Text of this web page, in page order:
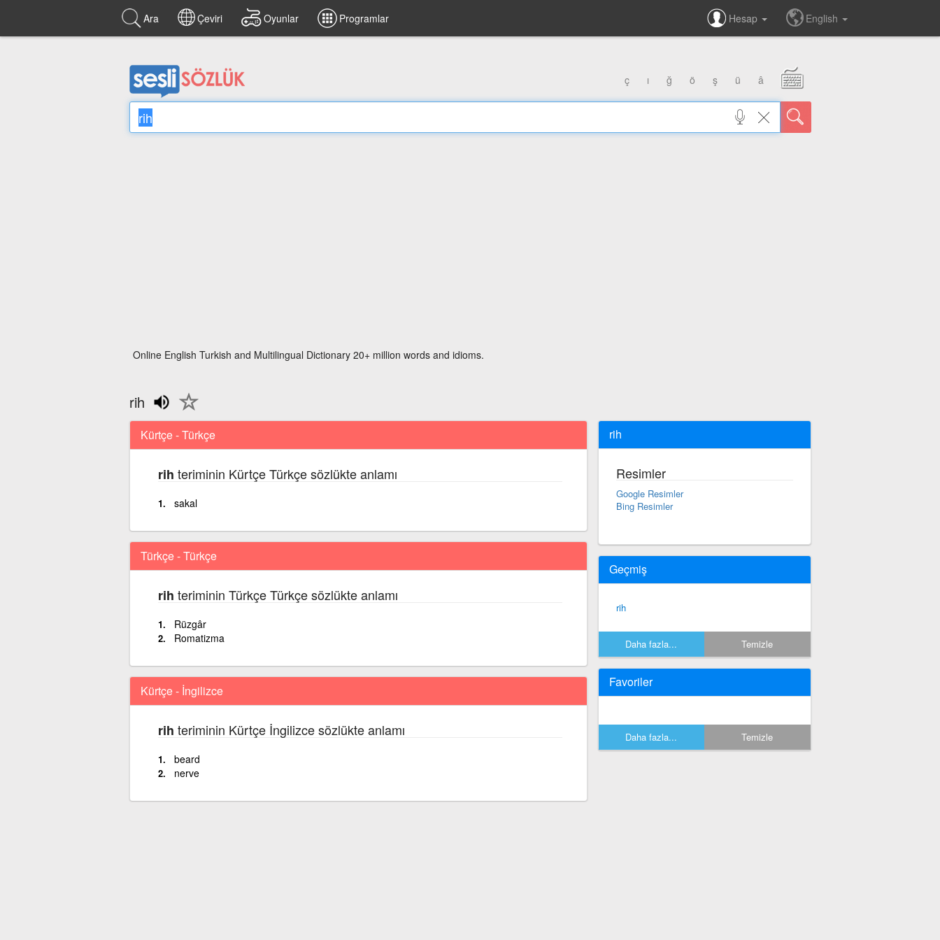
Ara Çeviri Oyunlar Programlar Hesap English
ç ı ğ ö ş ü â
Online English Turkish and Multilingual Dictionary 20+ million words and idioms.
rih
Kürtçe - Türkçe
rih teriminin Kürtçe Türkçe sözlükte anlamı
sakal
Türkçe - Türkçe
rih teriminin Türkçe Türkçe sözlükte anlamı
Rüzgâr
Romatizma
Kürtçe - İngilizce
rih teriminin Kürtçe İngilizce sözlükte anlamı
beard
nerve
rih
Resimler
Google Resimler
Bing Resimler
Geçmiş
rih
Daha fazla... Temizle
Favoriler
Daha fazla... Temizle